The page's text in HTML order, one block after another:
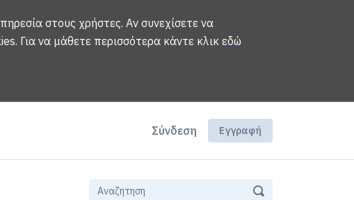
στους χρήστες. Αν συνεχίσετε να
Για να μάθετε περισσότερα κάντε κλικ εδώ
Σύνδεση Εγγραφή